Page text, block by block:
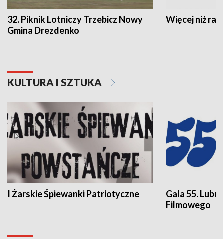
32. Piknik Lotniczy Trzebicz Nowy
Gmina Drezdenko
Więcej niż rajd
KULTURA I SZTUKA
I Żarskie Śpiewanki Patriotyczne
Gala 55.
Filmowego